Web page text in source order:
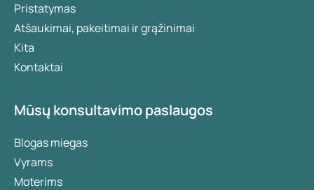
Pristatymas
Atšaukimai, pakeitimai ir grąžinimai
Kita
Kontaktai
Mūsų konsultavimo paslaugos
Blogas miegas
Vyrams
Moterims